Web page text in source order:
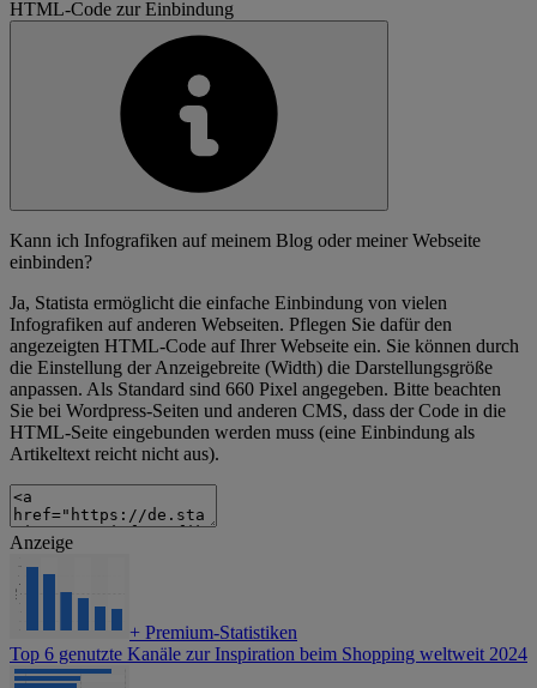
HTML-Code zur Einbindung
Kann ich Infografiken auf meinem Blog oder meiner Webseite
einbinden?
Ja, Statista ermöglicht die einfache Einbindung von vielen
Infografiken auf anderen Webseiten. Pflegen Sie dafür den
angezeigten HTML-Code auf Ihrer Webseite ein. Sie können durch
die Einstellung der Anzeigebreite (Width) die Darstellungsgröße
anpassen. Als Standard sind 660 Pixel angegeben. Bitte beachten
Sie bei Wordpress-Seiten und anderen CMS, dass der Code in die
HTML-Seite eingebunden werden muss (eine Einbindung als
Artikeltext reicht nicht aus).
Anzeige
+ Premium-Statistiken
Top 6 genutzte Kanäle zur Inspiration beim Shopping weltweit 2024